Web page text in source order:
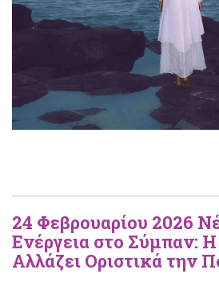
24 Φεβρουαρίου 2026
Ενέργεια στο Σύμπαν:
Αλλάζει Οριστικά την